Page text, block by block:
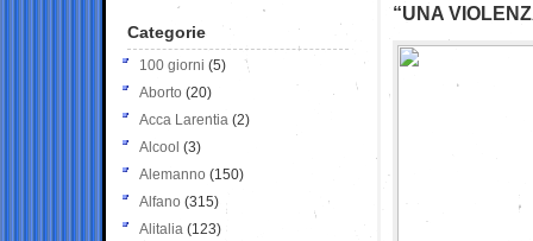
“UNA
Categorie
100 giorni (5)
Aborto (20)
Acca Larentia (2)
Alcool (3)
Alemanno (150)
Alfano (315)
Alitalia (123)